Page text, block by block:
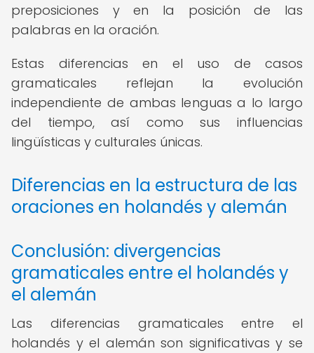
preposiciones y en la posición de las
palabras en la oración.
Estas diferencias en el uso de casos
gramaticales reflejan la evolución
independiente de ambas lenguas a lo largo
del tiempo, así como sus influencias
lingüísticas y culturales únicas.
Diferencias en la estructura de las
oraciones en holandés y alemán
Conclusión: divergencias
gramaticales entre el holandés y
el alemán
Las diferencias gramaticales entre el
holandés y el alemán son significativas y se